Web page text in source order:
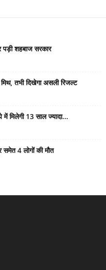
शहबाज सरकार
तभी दिखेगा असली रिजल्ट
मिलेगी 13 साल ज्यादा...
4 लोगों की मौत